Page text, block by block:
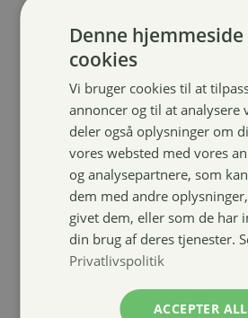
Denne
cookies
Vi bruger cookies til at
annoncer og til at analysere
deler også oplysninger om
vores websted med vores
og analysepartnere, som
dem med andre
givet dem, eller som de har
din brug af deres tjenester.
Privatlivspolitik
ACCEPTER